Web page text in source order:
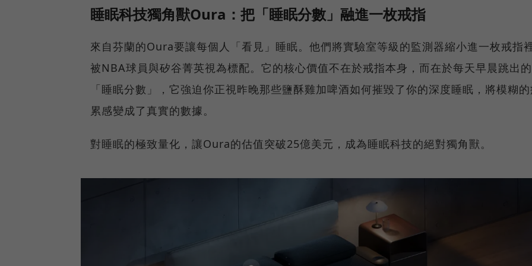
睡眠科技獨角獸Oura：把「睡眠分數」融進一枚戒指
來自芬蘭的Oura要讓每個人「看見」睡眠。他們將實驗室等級的監測器縮小進一枚戒指
被NBA球員與矽谷菁英視為標配。它的核心價值不在於戒指本身，而在於每天早晨跳出的
「睡眠分數」，它強迫你正視昨晚那些鹽酥雞加啤酒如何摧毀了你的深度睡眠，將模糊
累感變成了真實的數據。
對睡眠的極致量化，讓Oura的估值突破25億美元，成為睡眠科技的絕對獨角獸。